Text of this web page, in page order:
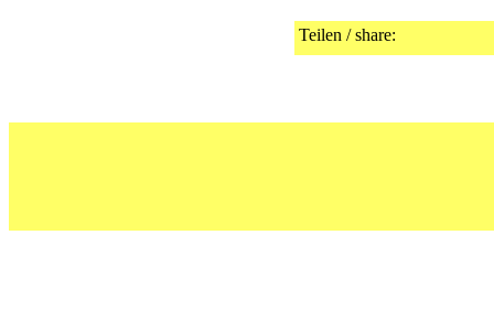
Teilen / share: